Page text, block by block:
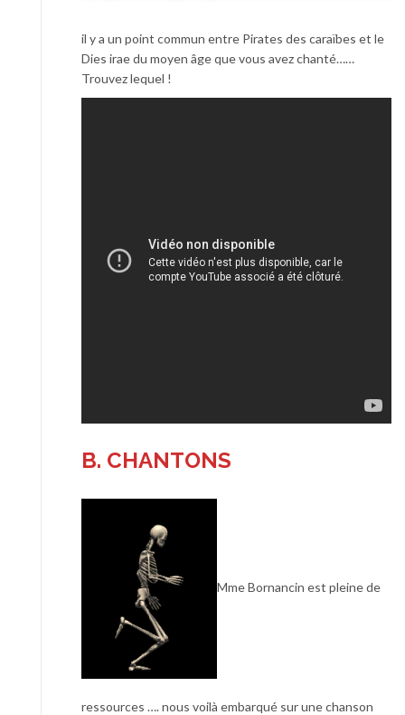
il y a un point commun entre Pirates des caraïbes et le
Dies irae du moyen âge que vous avez chanté……
Trouvez lequel !
B. CHANTONS
Mme Bornancin est pleine de
ressources …. nous voilà embarqué sur une chanson